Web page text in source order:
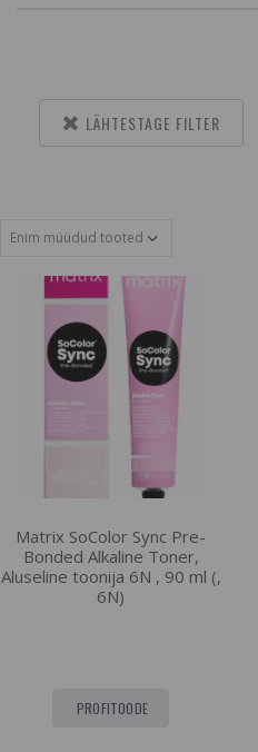
LÄHTESTAGE FILTER
Matrix SoColor Sync Pre-
Bonded Alkaline Toner,
Aluseline toonija 6N , 90 ml (,
6N)
PROFITOODE